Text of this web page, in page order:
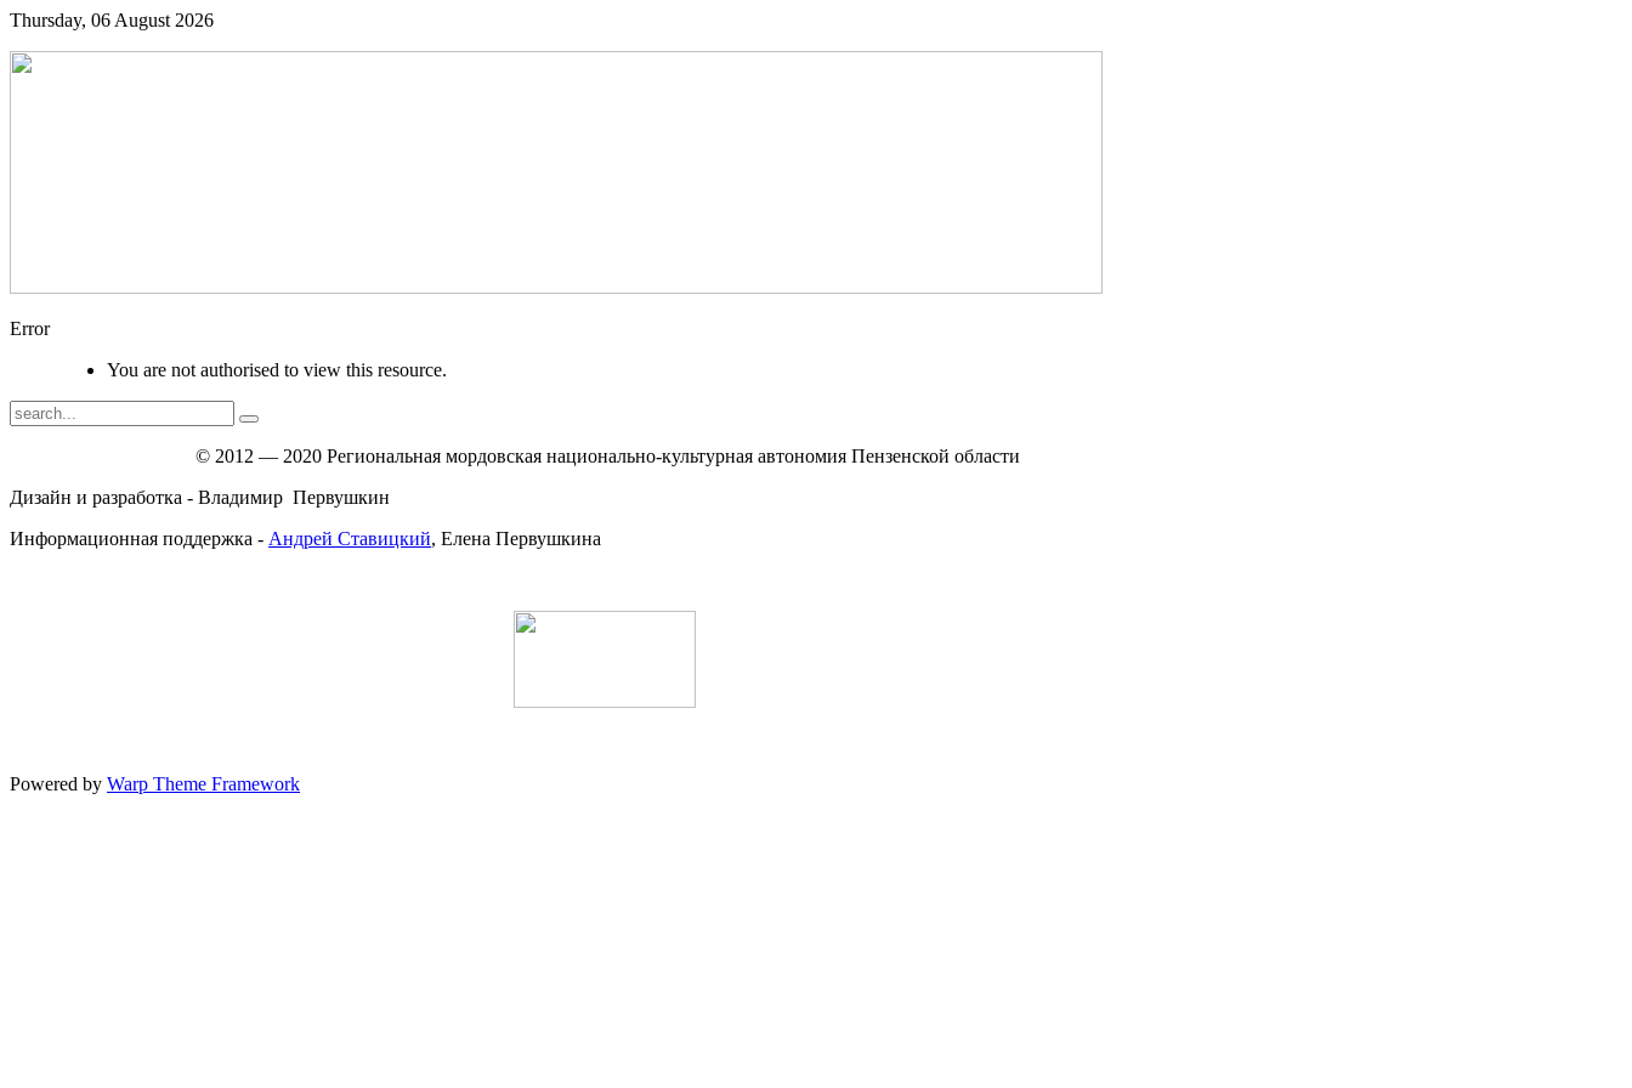
Thursday, 06 August 2026
Error
You are not authorised to view this resource.
© 2012 — 2020 Региональная мордовская национально-культурная автономия Пензенской области
Дизайн и разработка - Владимир Первушкин
Информационная поддержка - Андрей Ставицкий, Елена Первушкина
Powered by Warp Theme Framework